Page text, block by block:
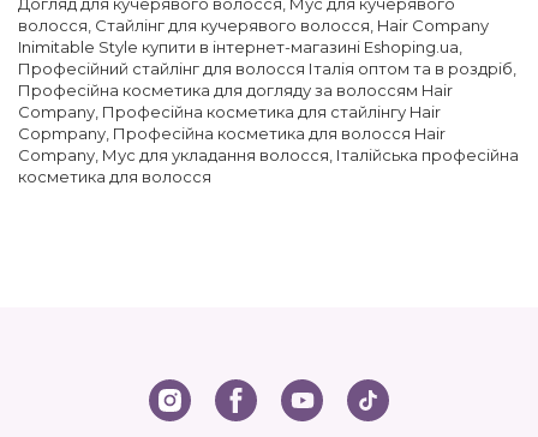
волосся Стайлінг для кучерявого волосся Hair Company
Inimitable Style купити в інтернет-магазині Eshoping.ua
Професійний стайлінг для волосся Італія оптом та в роздріб
Професійна косметика для догляду за волоссям Hair
Company Професійна косметика для стайлінгу Hair
Copmpany Професійна косметика для волосся Hair
Company Мус для укладання волосся Італійська професійна
косметика для волосся